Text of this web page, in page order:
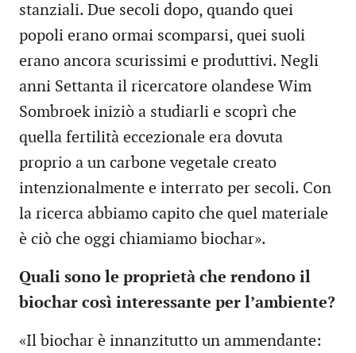
stanziali. Due secoli dopo, quando quei
popoli erano ormai scomparsi, quei suoli
erano ancora scurissimi e produttivi. Negli
anni Settanta il ricercatore olandese Wim
Sombroek iniziò a studiarli e scoprì che
quella fertilità eccezionale era dovuta
proprio a un carbone vegetale creato
intenzionalmente e interrato per secoli. Con
la ricerca abbiamo capito che quel materiale
è ciò che oggi chiamiamo biochar».
Quali sono le proprietà che rendono il
biochar così interessante per l’ambiente?
«Il biochar è innanzitutto un ammendante: